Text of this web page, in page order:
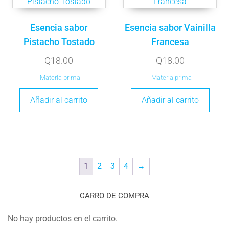
Esencia sabor
Pistacho Tostado
Q18.00
Materia prima
Añadir al carrito
Esencia sabor Vainilla
Francesa
Q18.00
Materia prima
Añadir al carrito
1 2 3 4 →
CARRO DE COMPRA
No hay productos en el carrito.